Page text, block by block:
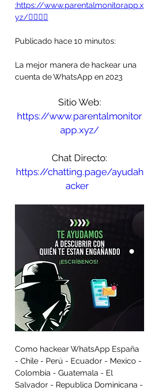
:https://www.parentalmonitorapp.x
yz/👈🏻👈🏻
Publicado hace 10 minutos:
La mejor manera de hackear una
cuenta de WhatsApp en 2023
Sitio Web:
https://www.parentalmonitor
app.xyz/
Chat Directo:
https://chatting.page/ayudah
acker
Como hackear WhatsApp España
- Chile - Perú - Ecuador - Mexico -
Colombia - Guatemala - El
Salvador - Republica Dominicana -